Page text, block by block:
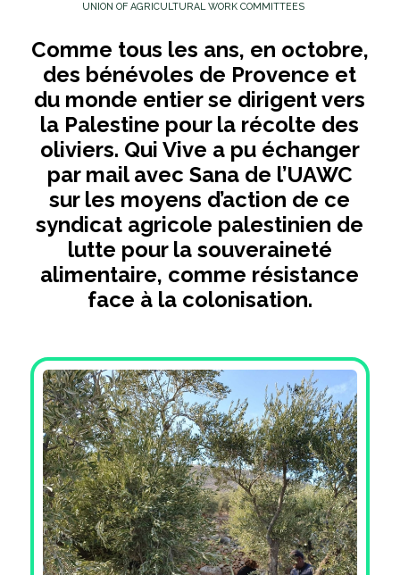
UNION OF AGRICULTURAL WORK COMMITTEES
Comme tous les ans, en octobre,
des bénévoles de Provence et
du monde entier se dirigent vers
la Palestine pour la récolte des
oliviers. Qui Vive a pu échanger
par mail avec Sana de l’UAWC
sur les moyens d’action de ce
syndicat agricole palestinien de
lutte pour la souveraineté
alimentaire, comme résistance
face à la colonisation.